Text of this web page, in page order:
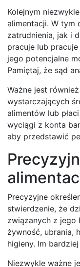
Kolejnym
alimentacji. W tym
zatrudnienia, jak i
pracuje lub
jego potencjalne
Pamiętaj, że sąd
Ważne jest
wystarczających
alimentów lub
wyciągi z konta
aby przedstawić
Precyzyjne
stwierdzenie, że
związanych z jego
żywność, ubrania,
higieny. Im
Niezwykle ważne